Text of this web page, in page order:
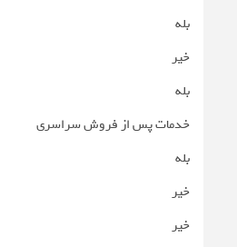
بله
خیر
بله
خدمات پس از فروش سراسری
بله
خیر
خیر